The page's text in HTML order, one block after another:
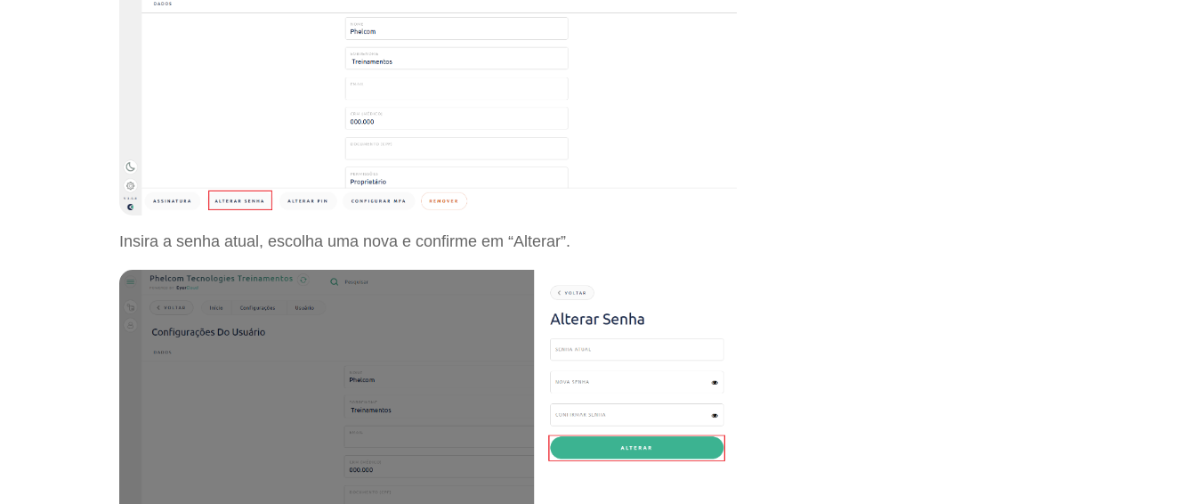
Insira a senha atual, escolha uma nova e confirme em “Alterar”.